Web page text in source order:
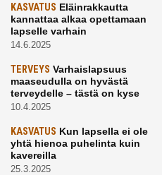
KASVATUS Eläinrakkautta
kannattaa alkaa opettamaan
lapselle varhain
14.6.2025
TERVEYS Varhaislapsuus
maaseudulla on hyvästä
terveydelle – tästä on kyse
10.4.2025
KASVATUS Kun lapsella ei ole
yhtä hienoa puhelinta kuin
kavereilla
25.3.2025